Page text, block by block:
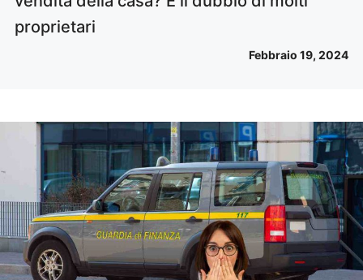
proprietari
Febbraio 19, 2024